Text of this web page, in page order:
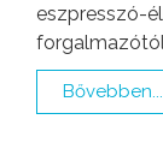
eszpresszó-
Bővebben...